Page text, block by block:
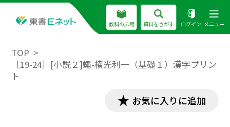
教科の広場 資料をさがす ログイン メニュー
TOP
［19-24］[小説２]蠅-横光利一（基礎１）漢字プリン
ト
お気に入りに追加